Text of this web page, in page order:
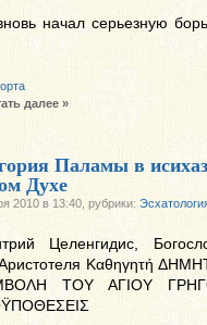
начал серьезную
далее »
Паламы в
Духе
2010 в 13:40, рубрики:
Целенгидис,
Καθηγητή
ΤΟΥ ΑΓΙΟΥ